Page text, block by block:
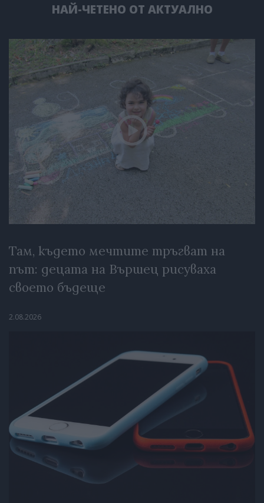
НАЙ-ЧЕТЕНО ОТ АКТУАЛНО
Там, където мечтите тръгват на
път: децата на Вършец рисуваха
своето бъдеще
2.08.2026